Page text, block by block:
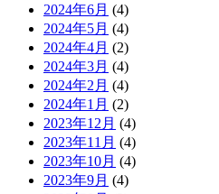
2024年6月 (4)
2024年5月 (4)
2024年4月 (2)
2024年3月 (4)
2024年2月 (4)
2024年1月 (2)
2023年12月 (4)
2023年11月 (4)
2023年10月 (4)
2023年9月 (4)